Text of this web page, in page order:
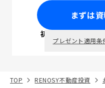
まずは
初回面談で
プレゼント適用条
TOP RENOSY不動産投資